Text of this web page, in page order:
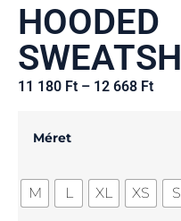
HOODED
11 180 Ft – 12 668 Ft
Méret
M L XL XS S